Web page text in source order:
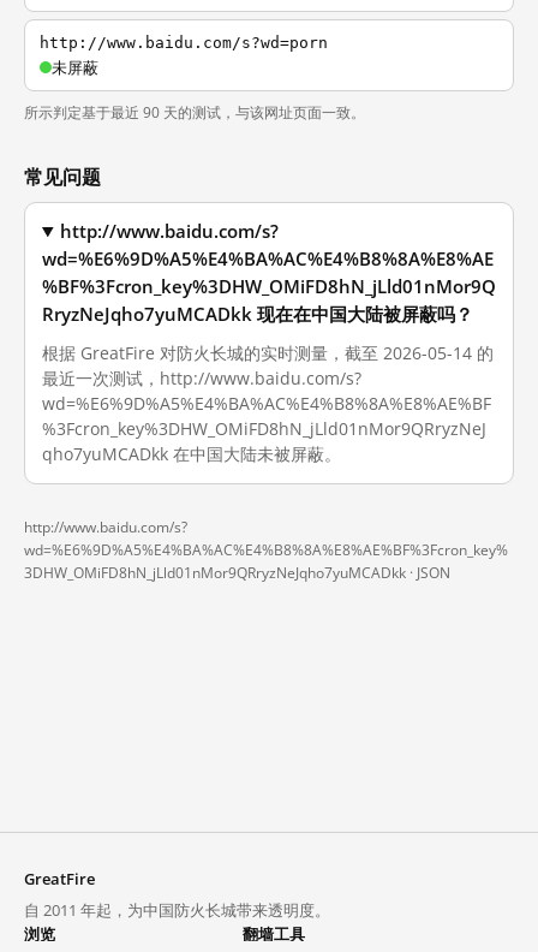
http://www.baidu.com/s?wd=porn
未屏蔽
所示判定基于最近 90 天的测试，与该网址页面一致。
常见问题
http://www.baidu.com/s?
wd=%E6%9D%A5%E4%BA%AC%E4%B8%8A%E8%AE
%BF%3Fcron_key%3DHW_OMiFD8hN_jLld01nMor9Q
RryzNeJqho7yuMCADkk 现在在中国大陆被屏蔽吗？
根据 GreatFire 对防火长城的实时测量，截至 2026-05-14 的
最近一次测试，http://www.baidu.com/s?
wd=%E6%9D%A5%E4%BA%AC%E4%B8%8A%E8%AE%BF
%3Fcron_key%3DHW_OMiFD8hN_jLld01nMor9QRryzNeJ
qho7yuMCADkk 在中国大陆未被屏蔽。
http://www.baidu.com/s?
wd=%E6%9D%A5%E4%BA%AC%E4%B8%8A%E8%AE%BF%3Fcron_key%
3DHW_OMiFD8hN_jLld01nMor9QRryzNeJqho7yuMCADkk · JSON
GreatFire
自 2011 年起，为中国防火长城带来透明度。
浏览
翻墙工具